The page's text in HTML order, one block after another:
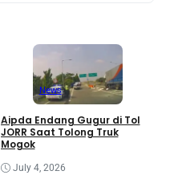
News
Aipda Endang Gugur di Tol
JORR Saat Tolong Truk
Mogok
July 4, 2026